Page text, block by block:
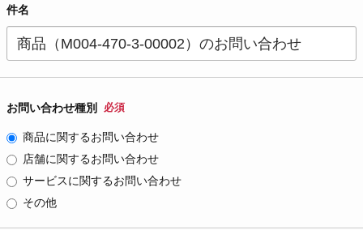
件名
お問い合わせ種別 必須
商品に関するお問い合わせ
店舗に関するお問い合わせ
サービスに関するお問い合わせ
その他